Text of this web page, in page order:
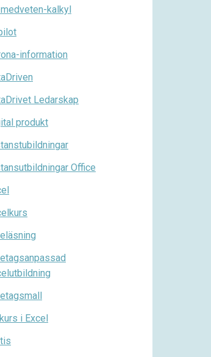
kalkyl
information
Ledarskap
produkt
Office
i Excel